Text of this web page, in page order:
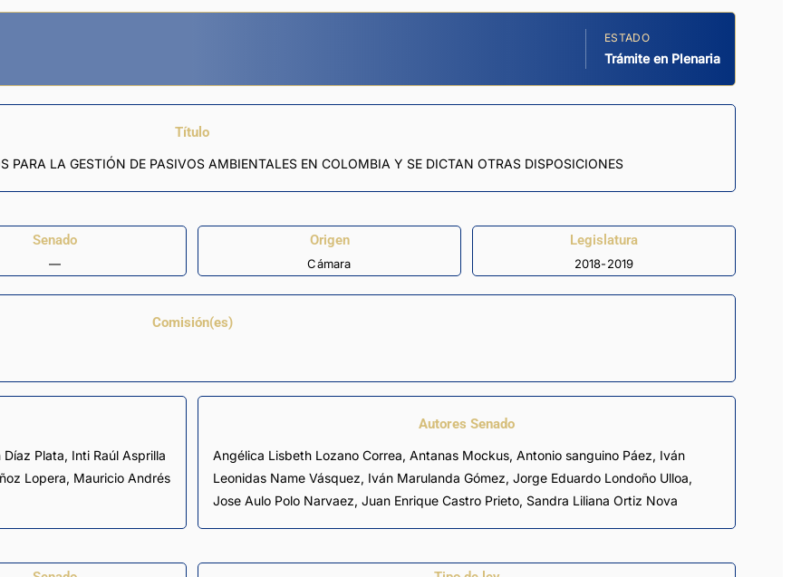
ESTADO
Trámite en Plenaria
Título
PARA LA GESTIÓN DE PASIVOS AMBIENTALES EN COLOMBIA Y SE DICTAN OTRAS DISPOSICIONES
Senado
—
Origen
Cámara
Legislatura
2018-2019
Comisión(es)
Díaz Plata, Inti Raúl Asprilla
Lopera, Mauricio Andrés
Autores Senado
Angélica Lisbeth Lozano Correa, Antanas Mockus, Antonio sanguino Páez, Iván
Leonidas Name Vásquez, Iván Marulanda Gómez, Jorge Eduardo Londoño Ulloa,
Jose Aulo Polo Narvaez, Juan Enrique Castro Prieto, Sandra Liliana Ortiz Nova